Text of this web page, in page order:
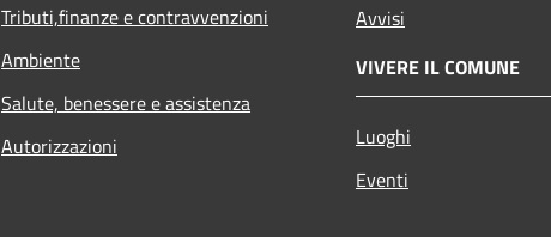
Tributi,finanze e contravvenzioni
Ambiente
Salute, benessere e assistenza
Autorizzazioni
Avvisi
VIVERE IL COMUNE
Luoghi
Eventi